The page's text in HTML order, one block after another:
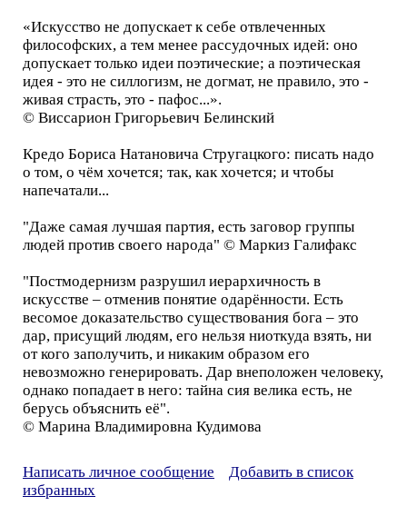
«Искусство не допускает к себе отвлеченных
философских, а тем менее рассудочных идей: оно
допускает только идеи поэтические; а поэтическая
идея - это не силлогизм, не догмат, не правило, это -
живая страсть, это - пафос...».
© Виссарион Григорьевич Белинский
Кредо Бориса Натановича Стругацкого: писать надо
о том, о чём хочется; так, как хочется; и чтобы
напечатали...
"Даже самая лучшая партия, есть заговор группы
людей против своего народа" © Маркиз Галифакс
"Постмодернизм разрушил иерархичность в
искусстве – отменив понятие одарённости. Есть
весомое доказательство существования бога – это
дар, присущий людям, его нельзя ниоткуда взять, ни
от кого заполучить, и никаким образом его
невозможно генерировать. Дар внеположен человеку,
однако попадает в него: тайна сия велика есть, не
берусь объяснить её".
© Марина Владимировна Кудимова
Написать личное сообщение
Добавить в список
избранных